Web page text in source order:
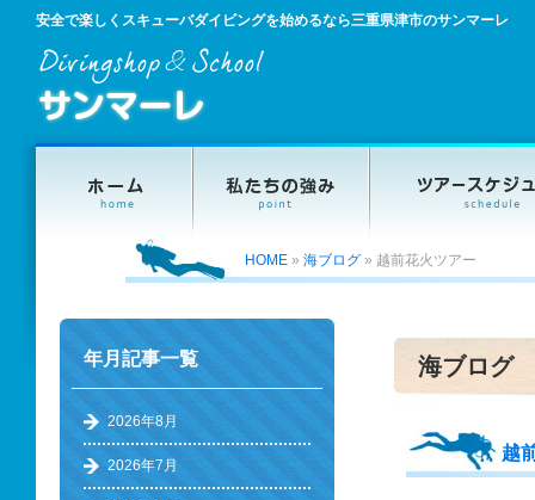
安全で楽しくスキューバダイビングを始めるなら三重県津市のサンマーレ
HOME » 海ブログ » 越前花火ツアー
海ブログ
越
年月記事一覧
2026年8月
2026年7月